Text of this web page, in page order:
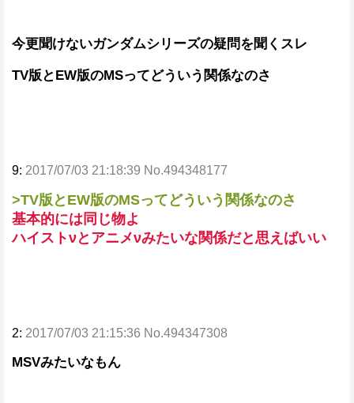
今更聞けないガンダムシリーズの疑問を聞くスレ
TV版とEW版のMSってどういう関係なのさ
9: 2017/07/03 21:18:39 No.494348177
>TV版とEW版のMSってどういう関係なのさ
基本的には同じ物よ
ハイストνとアニメνみたいな関係だと思えばいい
2: 2017/07/03 21:15:36 No.494347308
MSVみたいなもん